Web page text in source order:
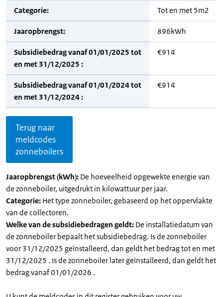
Categorie: Tot en met 5m2
Jaaropbrengst: 896kWh
Subsidiebedrag vanaf 01/01/2025 tot
en met 31/12/2025 :
€914
Subsidiebedrag vanaf 01/01/2024 tot
en met 31/12/2024 :
€914
Terug naar
meldcodes
zonneboilers
Jaaropbrengst (kWh): De hoeveelheid opgewekte energie van
de zonneboiler, uitgedrukt in kilowattuur per jaar.
Categorie: Het type zonneboiler, gebaseerd op het oppervlakte
van de collectoren.
Welke van de subsidiebedragen geldt: De installatiedatum van
de zonneboiler bepaalt het subsidiebedrag. Is de zonneboiler
voor 31/12/2025 geïnstalleerd, dan geldt het bedrag tot en met
31/12/2025 . Is de zonneboiler later geïnstalleerd, dan geldt het
bedrag vanaf 01/01/2026 .